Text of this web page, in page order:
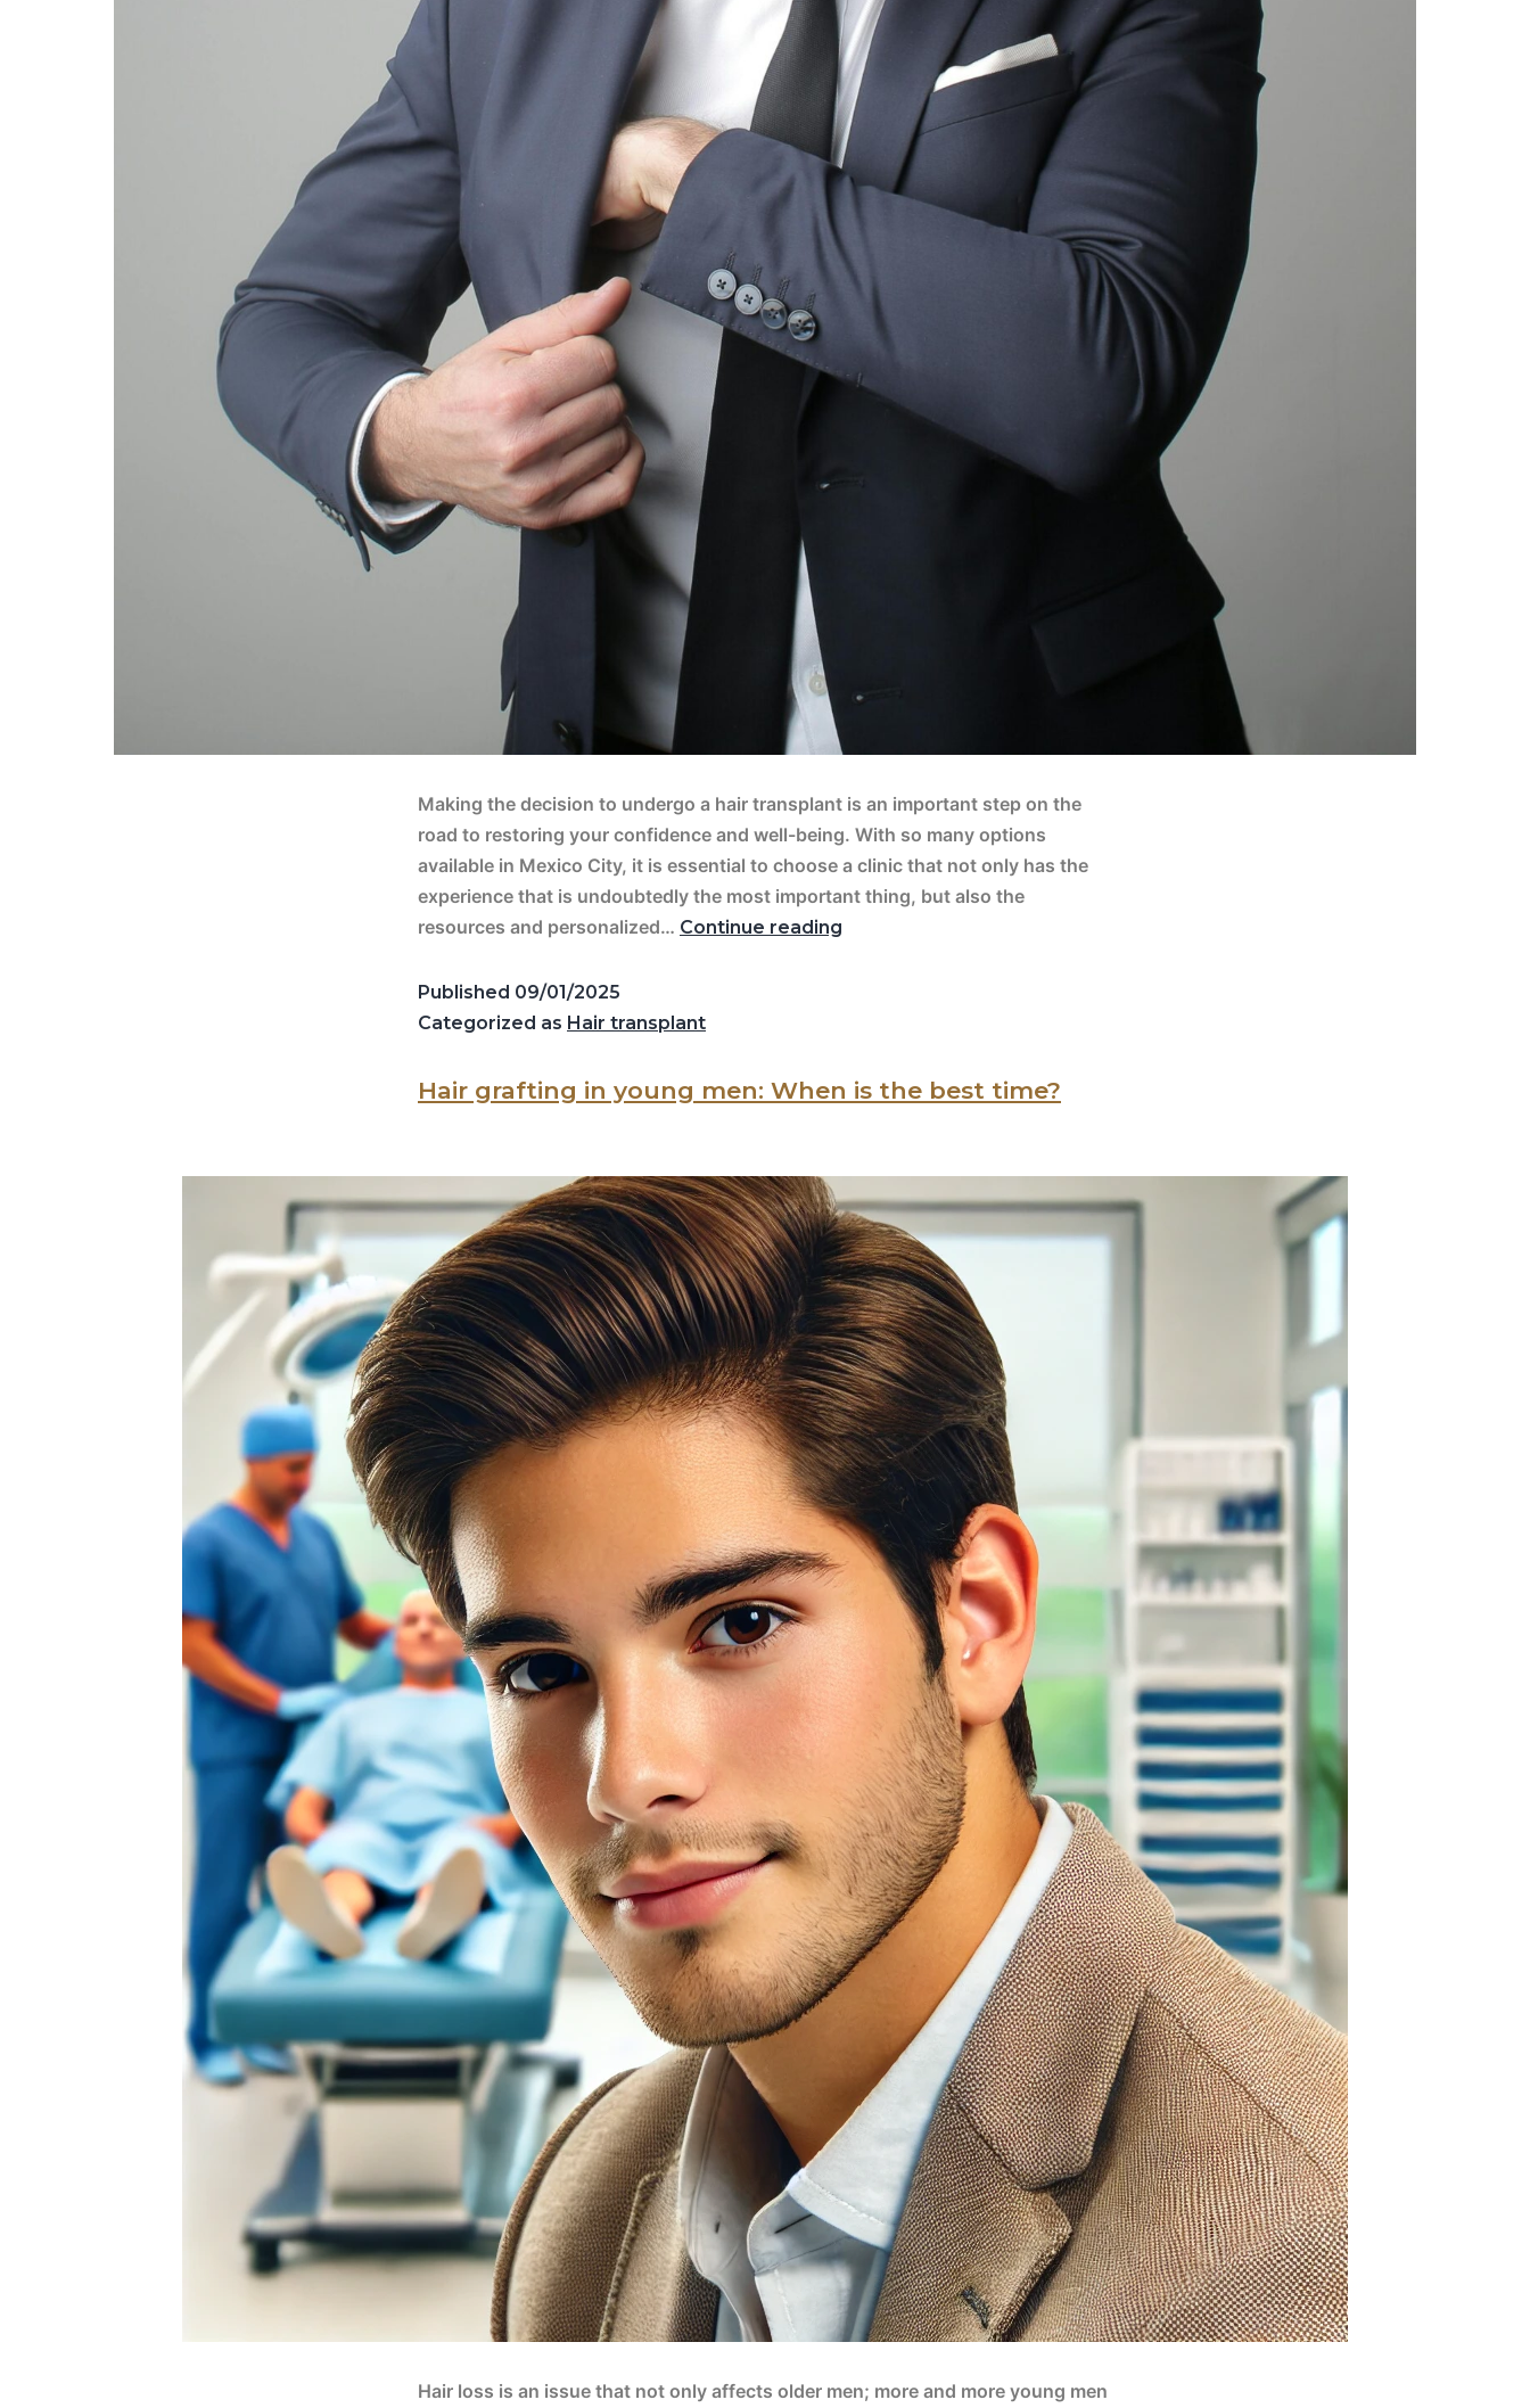
Making the decision to undergo a hair transplant is an important step on the
road to restoring your confidence and well-being. With so many options
available in Mexico City, it is essential to choose a clinic that not only has the
experience that is undoubtedly the most important thing, but also the
resources and personalized… Continue reading
Published 09/01/2025
Categorized as Hair transplant
Hair grafting in young men: When is the best time?
Hair loss is an issue that not only affects older men; more and more young men